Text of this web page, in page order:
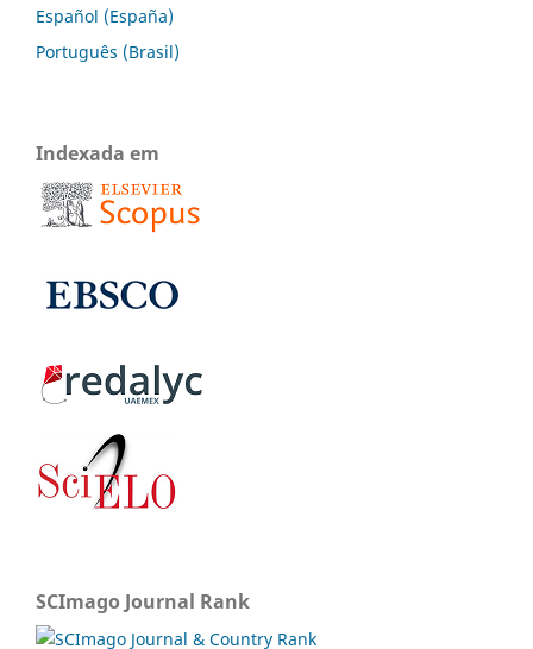
Español (España)
Português (Brasil)
Indexada em
SCImago Journal Rank